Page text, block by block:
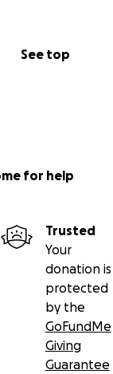
See top
for help
Trusted
Your
donation is
protected
by the
GoFundMe
Giving
Guarantee